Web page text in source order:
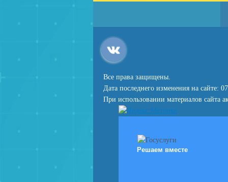
Все права защищены.
Дата последнего изменения на сайте:
При использовании материалов сайта
Решаем вместе